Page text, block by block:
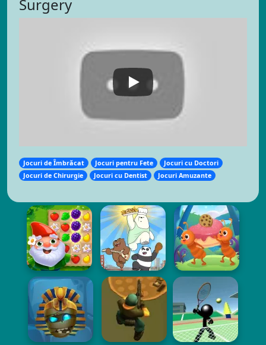
Surgery
Jocuri de Îmbrăcat Jocuri pentru Fete
Jocuri cu Doctori
Jocuri de Chirurgie
Jocuri cu Dentist Jocuri Amuzante